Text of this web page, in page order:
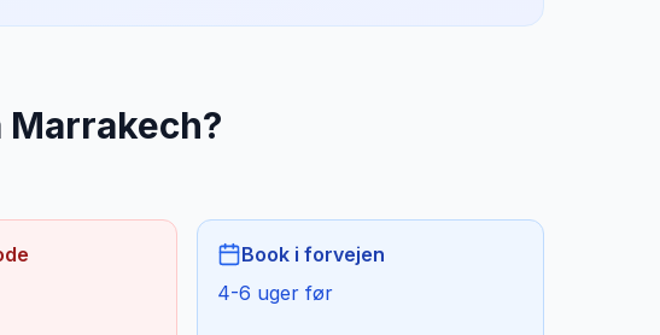
Marrakech?
Book i forvejen
4-6 uger før